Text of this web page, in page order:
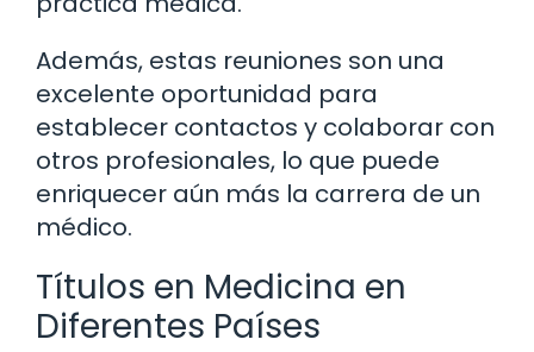
Además, estas reuniones son una
excelente oportunidad para
establecer contactos y colaborar con
otros profesionales, lo que puede
enriquecer aún más la carrera de un
médico.
Títulos en Medicina en
Diferentes Países